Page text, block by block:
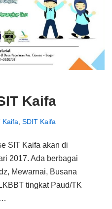
Kaifa
Kaifa SDIT Kaifa
SIT Kaifa akan di
2017. Ada berbagai
Mewarnai, Busana
tingkat Paud/TK